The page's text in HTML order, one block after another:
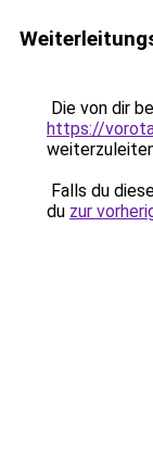
Die von dir
https://
Falls du
du zur